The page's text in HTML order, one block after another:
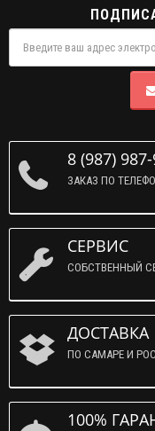
8 (987)
ЗАКАЗ ПО
СЕРВИС
СОБСТВЕННЫЙ
ДОСТАВКА
ПО САМАРЕ И
100%